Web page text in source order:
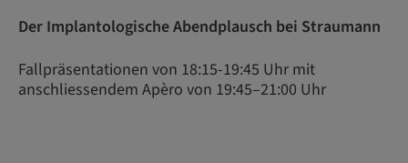
Der Implantologische Abendplausch bei Straumann
Fallpräsentationen von 18:15-19:45 Uhr mit
anschliessendem Apèro von 19:45–21:00 Uhr